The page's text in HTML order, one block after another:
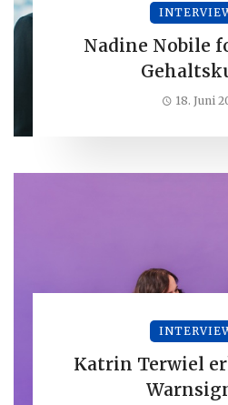
Nadine Nobile
18. Juni
Katrin Terwiel